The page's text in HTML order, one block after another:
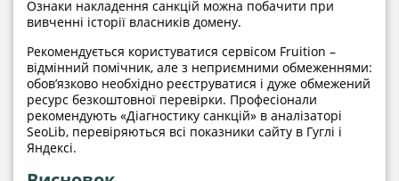
Ознаки накладення санкцій можна побачити при
вивченні історії власників домену.
Рекомендується користуватися сервісом Fruition –
відмінний помічник, але з неприємними обмеженнями:
обов’язково необхідно реєструватися і дуже обмежений
ресурс безкоштовної перевірки. Професіонали
рекомендують «Діагностику санкцій» в аналізаторі
SeoLib, перевіряються всі показники сайту в Гуглі і
Яндексі.